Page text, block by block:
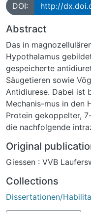
DOI: http://
Abstract
Das in
Hypothalamus
gespeicherte
Säugetieren sowie
Antidiurese. Dabei ist
Mechanis-mus in den
Protein gekoppelter,
die nachfolgende
die finale
Was-serkanäle (=
untersucht. Bei
Hauptzellen der
wahrscheinlichste
Original
Giessen : VVB
Collections
Dissertationen/